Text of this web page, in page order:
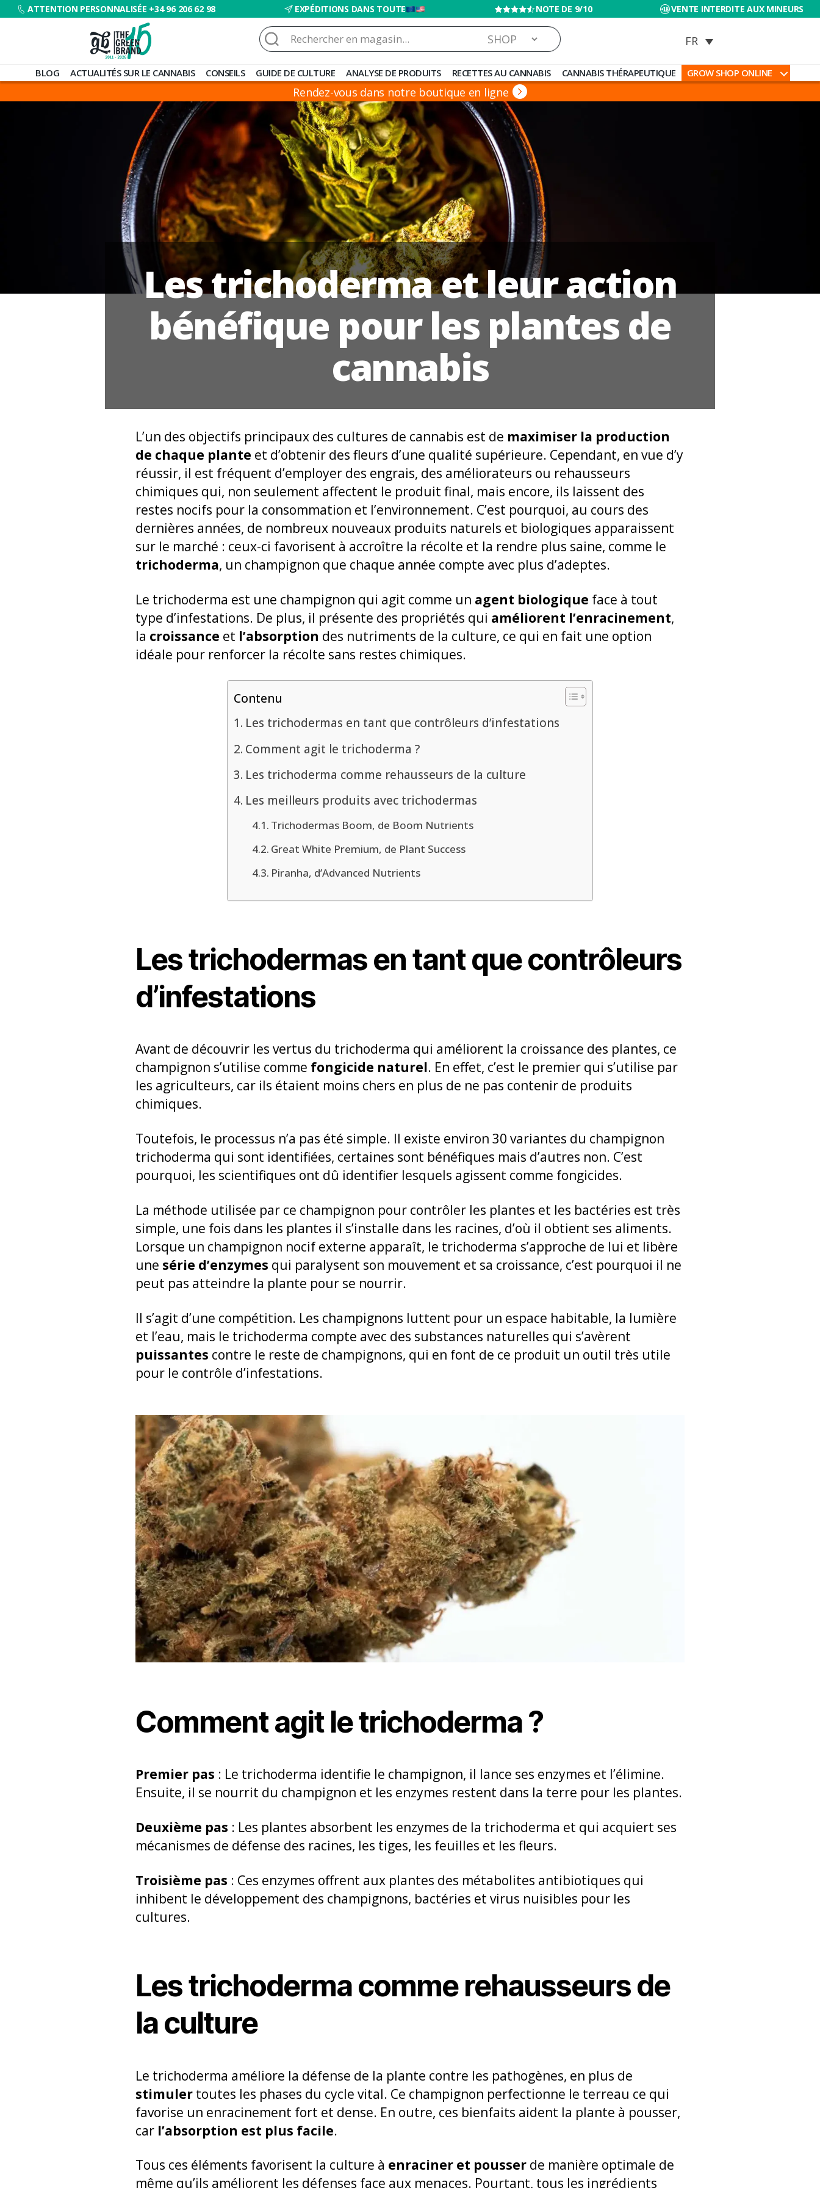
ATTENTION PERSONNALISÉE +34 96 206 62 98 EXPÉDITIONS DANS TOUTE NOTE DE 9/10 VENTE INTERDITE AUX MINEURS
Blog
de
Barato
Rechercher :
BLOG ACTUALITÉS SUR LE CANNABIS CONSEILS GUIDE DE CULTURE ANALYSE DE PRODUITS RECETTES AU CANNABIS CANNABIS THÉRAPEUTIQUE GROW SHOP ONLINE
Rendez-vous dans notre boutique en ligne
Les trichoderma et leur action
bénéfique pour les plantes de
cannabis
L’un des objectifs principaux des cultures de cannabis est de maximiser la production
de chaque plante et d’obtenir des fleurs d’une qualité supérieure. Cependant, en vue d’y
réussir, il est fréquent d’employer des engrais, des améliorateurs ou rehausseurs
chimiques qui, non seulement affectent le produit final, mais encore, ils laissent des
restes nocifs pour la consommation et l’environnement. C’est pourquoi, au cours des
dernières années, de nombreux nouveaux produits naturels et biologiques apparaissent
sur le marché : ceux-ci favorisent à accroître la récolte et la rendre plus saine, comme le
trichoderma, un champignon que chaque année compte avec plus d’adeptes.
Le trichoderma est une champignon qui agit comme un agent biologique face à tout
type d’infestations. De plus, il présente des propriétés qui améliorent l’enracinement,
la croissance et l’absorption des nutriments de la culture, ce qui en fait une option
idéale pour renforcer la récolte sans restes chimiques.
Contenu
Les trichodermas en tant que contrôleurs d’infestations
Comment agit le trichoderma ?
Les trichoderma comme rehausseurs de la culture
Les meilleurs produits avec trichodermas
Trichodermas Boom, de Boom Nutrients
Great White Premium, de Plant Success
Piranha, d’Advanced Nutrients
Les trichodermas en tant que contrôleurs
d’infestations
Avant de découvrir les vertus du trichoderma qui améliorent la croissance des plantes, ce
champignon s’utilise comme fongicide naturel. En effet, c’est le premier qui s’utilise par
les agriculteurs, car ils étaient moins chers en plus de ne pas contenir de produits
chimiques.
Toutefois, le processus n’a pas été simple. Il existe environ 30 variantes du champignon
trichoderma qui sont identifiées, certaines sont bénéfiques mais d’autres non. C’est
pourquoi, les scientifiques ont dû identifier lesquels agissent comme fongicides.
La méthode utilisée par ce champignon pour contrôler les plantes et les bactéries est très
simple, une fois dans les plantes il s’installe dans les racines, d’où il obtient ses aliments.
Lorsque un champignon nocif externe apparaît, le trichoderma s’approche de lui et libère
une série d’enzymes qui paralysent son mouvement et sa croissance, c’est pourquoi il ne
peut pas atteindre la plante pour se nourrir.
Il s’agit d’une compétition. Les champignons luttent pour un espace habitable, la lumière
et l’eau, mais le trichoderma compte avec des substances naturelles qui s’avèrent
puissantes contre le reste de champignons, qui en font de ce produit un outil très utile
pour le contrôle d’infestations.
Comment agit le trichoderma ?
Premier pas : Le trichoderma identifie le champignon, il lance ses enzymes et l’élimine.
Ensuite, il se nourrit du champignon et les enzymes restent dans la terre pour les plantes.
Deuxième pas : Les plantes absorbent les enzymes de la trichoderma et qui acquiert ses
mécanismes de défense des racines, les tiges, les feuilles et les fleurs.
Troisième pas : Ces enzymes offrent aux plantes des métabolites antibiotiques qui
inhibent le développement des champignons, bactéries et virus nuisibles pour les
cultures.
Les trichoderma comme rehausseurs de
la culture
Le trichoderma améliore la défense de la plante contre les pathogènes, en plus de
stimuler toutes les phases du cycle vital. Ce champignon perfectionne le terreau ce qui
favorise un enracinement fort et dense. En outre, ces bienfaits aident la plante à pousser,
car l’absorption est plus facile.
Tous ces éléments favorisent la culture à enraciner et pousser de manière optimale de
même qu’ils améliorent les défenses face aux menaces. Pourtant, tous les ingrédients